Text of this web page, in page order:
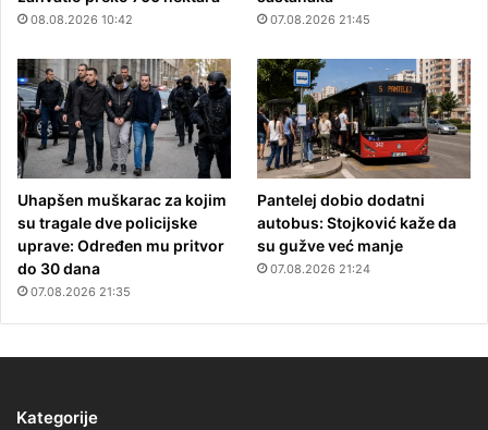
08.08.2026 10:42 07.08.2026 21:45
Uhapšen muškarac za kojim
su tragale dve policijske
uprave: Određen mu pritvor
do 30 dana
07.08.2026 21:35
Pantelej dobio dodatni
autobus: Stojković kaže da
su gužve već manje
07.08.2026 21:24
Kategorije